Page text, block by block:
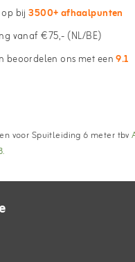
op bij3500+ afhaalpunten
vanaf €75,- (NL/BE)
beoordelen ons met een9.1
voor Spuitleiding 6 meter tbv